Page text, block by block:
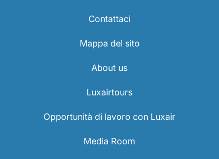
Gruppo Luxair
Contattaci
Mappa del sito
About us
Luxairtours
Opportunità di lavoro con Luxair
Media Room